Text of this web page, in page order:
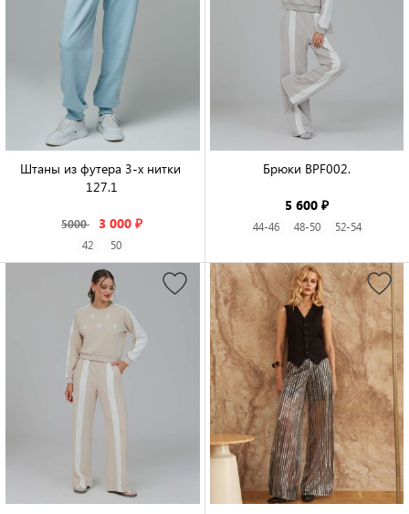
Штаны из футера 3-х нитки
127.1
5000 3 000 ₽
42 50
Брюки BPF002.
5 600 ₽
44-46 48-50 52-54